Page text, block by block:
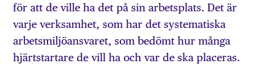
för att de ville ha det på sin arbetsplats. Det är
varje verksamhet, som har det systematiska
arbetsmiljöansvaret, som bedömt hur många
hjärtstartare de vill ha och var de ska placeras.